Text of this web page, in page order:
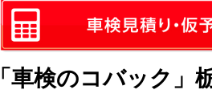
店舗写真集